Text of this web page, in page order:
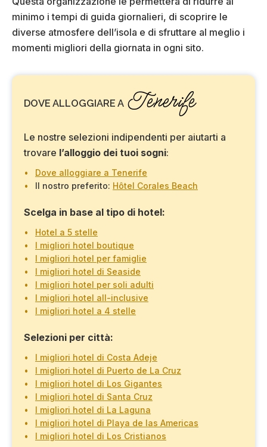
minimo i tempi di guida giornalieri, di scoprire le
diverse atmosfere dell’isola e di sfruttare al meglio i
momenti migliori della giornata in ogni sito.
DOVE ALLOGGIARE A Tenerife
Le nostre selezioni indipendenti per aiutarti a
trovare l’alloggio dei tuoi sogni:
Dove alloggiare a Tenerife
Il nostro preferito: Hôtel Corales Beach
Scelga in base al tipo di hotel:
Hotel a 5 stelle
I migliori hotel boutique
I migliori hotel per famiglie
I migliori hotel di Seaside
I migliori hotel per soli adulti
I migliori hotel all-inclusive
I migliori hotel a 4 stelle
Selezioni per città:
I migliori hotel di Costa Adeje
I migliori hotel di Puerto de La Cruz
I migliori hotel di Los Gigantes
I migliori hotel di Santa Cruz
I migliori hotel di La Laguna
I migliori hotel di Playa de las Americas
I migliori hotel di Los Cristianos